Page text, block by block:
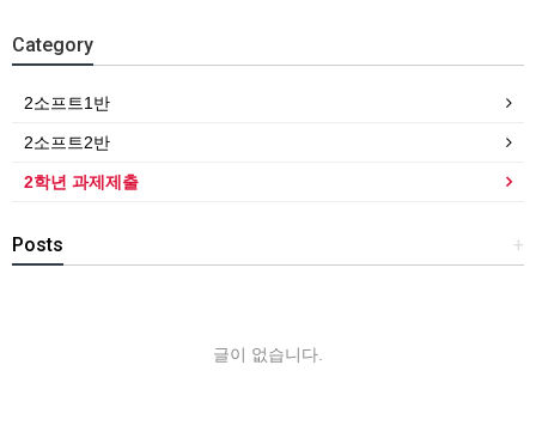
Category
2소프트1반
2소프트2반
2학년 과제제출
+
Posts
글이 없습니다.